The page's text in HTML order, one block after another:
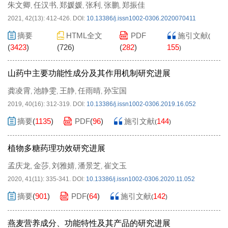
朱文卿, 任汉书, 郑媛媛, 张利 , 张鹏, 郑振佳
2021, 42(13): 412-426. DOI: 10.13386/j.issn1002-0306.2020070411
摘要
(3423)
HTML全文
(726)
PDF
(282)
施引文献(
155)
山药中主要功能性成分及其作用机制研究进展
龚凌霄, 池静雯, 王静, 任雨晴, 孙宝国
2019, 40(16): 312-319. DOI: 10.13386/j.issn1002-0306.2019.16.052
摘要(1135) PDF(96) 施引文献(144)
植物多糖药理功效研究进展
孟庆龙, 金莎, 刘雅婧, 潘景芝, 崔文玉
2020, 41(11): 335-341. DOI: 10.13386/j.issn1002-0306.2020.11.052
摘要(901) PDF(64) 施引文献(142)
燕麦营养成分、功能特性及其产品的研究进展